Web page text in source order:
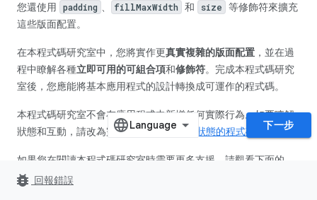
您還使用
padding 、 fillMaxWidth 和 size
等修飾符來擴充
這些版面配置。
在本程式碼研究室中，您將實作更真實複雜的版面配置 ，並在過
程中瞭解各種立即可用的可組合項和修飾符。完成本程式碼研究
室後，您應能將基本應用程式的設計轉換成可運作的程式碼。
本程式碼研究室不會在應用程式中新增任何實際行為。如要瞭解
狀態和互動，請改為完成有關 Compose 狀態的程式碼研究室。
如果您在閱讀本程式碼研究室時需要更多支援，請觀看下面的
「一起寫程式」示範影片：
下一步
bug_report 回報錯誤